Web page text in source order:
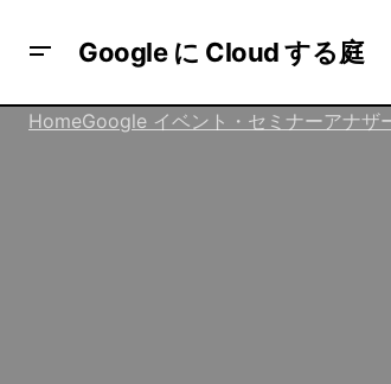
Google に Cloud する庭
どこで開催？まるっと見つけれるGoogle
HomeGoogle イベント・セミナーアナザ